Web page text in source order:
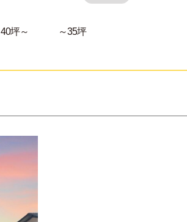
40坪～ ～35坪